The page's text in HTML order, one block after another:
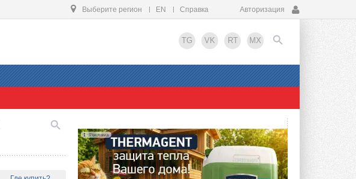
Выберите регион EN Справка Авторизация
TG VK RT MX
EN
Реклама